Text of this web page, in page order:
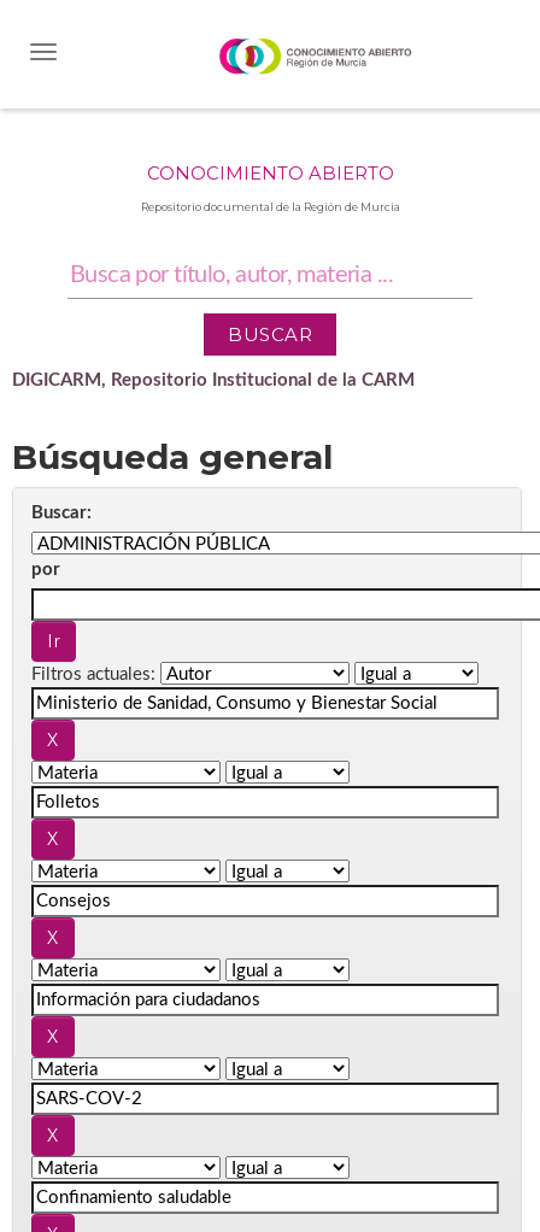
CONOCIMIENTO ABIERTO
Repositorio documental de la Región de Murcia
DIGICARM, Repositorio Institucional de la CARM
Búsqueda general
Buscar:
por
Filtros actuales: